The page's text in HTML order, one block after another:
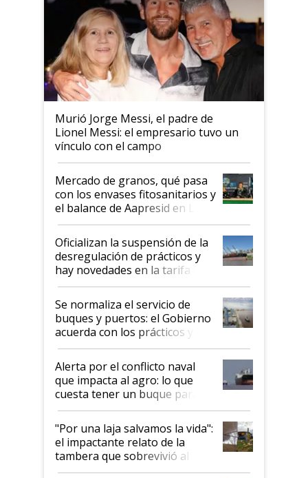
Murió Jorge Messi, el padre de
Lionel Messi: el empresario tuvo un
vínculo con el campo
Mercado de granos, qué pasa
con los envases fitosanitarios y
el balance de Aapresid en La
Posta
Oficializan la suspensión de la
desregulación de prácticos y
hay novedades en la tarifa de
la hidrovía
Se normaliza el servicio de
buques y puertos: el Gobierno
acuerda con los prácticos y
suspende el decreto de
desregulación
Alerta por el conflicto naval
que impacta al agro: lo que
cuesta tener un buque parado
y el peligro de que Argentina
pase a ser "país sucio"
"Por una laja salvamos la vida":
el impactante relato de la
tambera que sobrevivió al
tornado